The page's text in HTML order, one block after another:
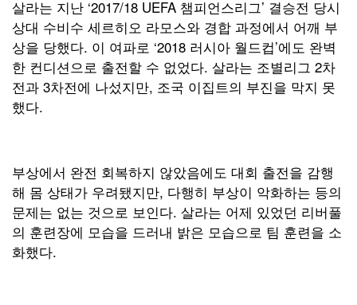
살라는 지난 ‘2017/18 UEFA 챔피언스리그’ 결승전 당시
상대 수비수 세르히오 라모스와 경합 과정에서 어깨 부
상을 당했다. 이 여파로 ‘2018 러시아 월드컵’에도 완벽
한 컨디션으로 출전할 수 없었다. 살라는 조별리그 2차
전과 3차전에 나섰지만, 조국 이집트의 부진을 막지 못
했다.
부상에서 완전 회복하지 않았음에도 대회 출전을 감행
해 몸 상태가 우려됐지만, 다행히 부상이 악화하는 등의
문제는 없는 것으로 보인다. 살라는 어제 있었던 리버풀
의 훈련장에 모습을 드러내 밝은 모습으로 팀 훈련을 소
화했다.